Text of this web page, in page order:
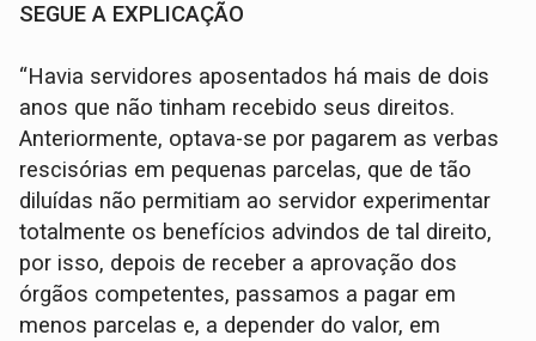
SEGUE A EXPLICAÇÃO
“Havia servidores aposentados há mais de dois
anos que não tinham recebido seus direitos.
Anteriormente, optava-se por pagarem as verbas
rescisórias em pequenas parcelas, que de tão
diluídas não permitiam ao servidor experimentar
totalmente os benefícios advindos de tal direito,
por isso, depois de receber a aprovação dos
órgãos competentes, passamos a pagar em
menos parcelas e, a depender do valor, em